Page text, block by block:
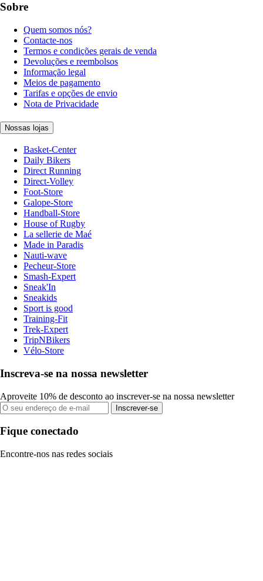
Sobre
Quem somos nós?
Contacte-nos
Termos e condições gerais de venda
Devoluções e reembolsos
Informação legal
Meios de pagamento
Tarifas e opções de envio
Nota de Privacidade
Nossas lojas
Basket-Center
Daily Bikers
Direct Running
Direct-Volley
Foot-Store
Galope-Store
Handball-Store
House of Rugby
La sellerie de Maé
Made in Paradis
Nauti-wave
Pecheur-Store
Smash-Expert
Sneak'In
Sneakids
Sport is good
Training-Fit
Trek-Expert
TripNBikers
Vélo-Store
Inscreva-se na nossa newsletter
Aproveite 10% de desconto ao inscrever-se na nossa newsletter
Inscrever-se
Fique conectado
Encontre-nos nas redes sociais